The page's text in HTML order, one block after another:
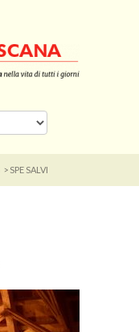
> SPE SALVI